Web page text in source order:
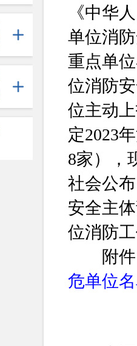
《中华
单位消
重点单
位消防
位主动
定2023
8家），
社会公
安全主
位消防
附
危单位